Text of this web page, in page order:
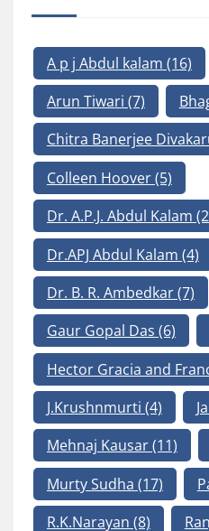
A p j Abdul kalam (16)
Arun Tiwari (7)
Chitra Banerjee
Colleen Hoover(5)
Dr. A.P.J. Abdul Kalam
Dr.APJ Abdul Kalam (4)
Dr. B. R. Ambedkar(7)
Gaur Gopal Das (6)
Hector Gracia and
J.Krushnmurti (4)
Mehnaj Kausar(11)
Murty Sudha (17)
R.K.Narayan (8)